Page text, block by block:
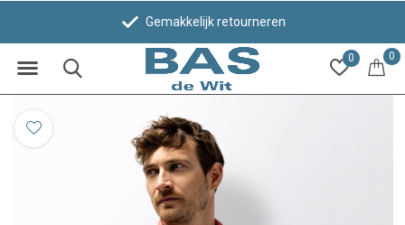
0 0
Gemakkelijk retourneren